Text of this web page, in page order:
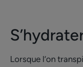
Lorsque l’on